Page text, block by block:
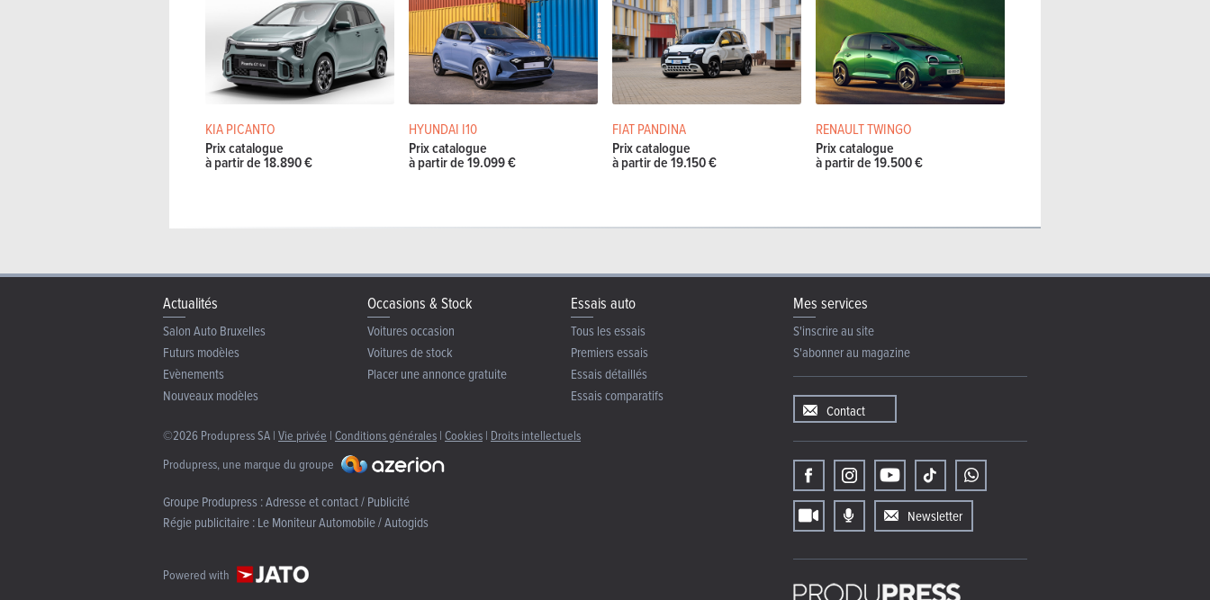
KIA PICANTO
Prix catalogue
à partir de 18.890 €
HYUNDAI I10
Prix catalogue
à partir de 19.099 €
FIAT PANDINA
Prix catalogue
à partir de 19.150 €
RENAULT TWINGO
Prix catalogue
à partir de 19.500 €
Actualités
Salon Auto Bruxelles
Futurs modèles
Evènements
Nouveaux modèles
Occasions & Stock
Voitures occasion
Voitures de stock
Placer une annonce gratuite
Essais auto
Tous les essais
Premiers essais
Essais détaillés
Essais comparatifs
©2026 Produpress SA | Vie privée | Conditions générales | Cookies | Droits intellectuels
Produpress, une marque du groupe
Groupe Produpress :Adresse et contact / Publicité
Régie publicitaire :Le Moniteur Automobile / Autogids
Powered with
Mes services
S'inscrire au site
S'abonner au magazine
Contact
Newsletter